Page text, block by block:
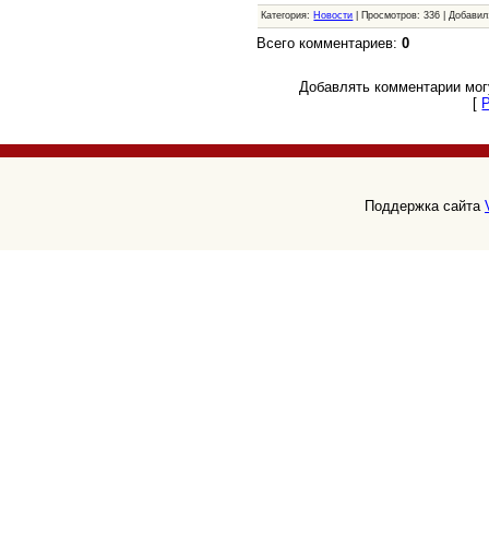
Категория: Новости | Просмотров: 336 |
Всего комментариев:0
Добавлять комментарии
[
Поддержка сайта